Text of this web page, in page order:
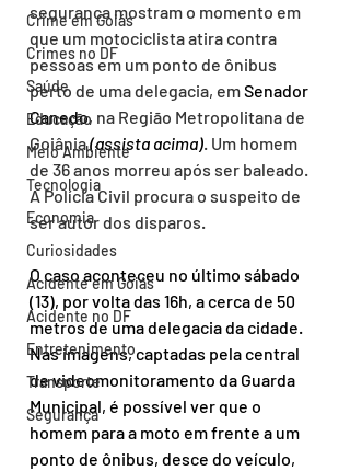
Crime em Goiás
Crimes no DF
Saúde
Educação
Meio Ambiente
Tecnologia
Economia
Curiosidades
Acidente em Goiás
Acidente no DF
Entretenimento
Transporte
Segurança
segurança mostram o momento em
que um motociclista atira contra
pessoas em um ponto de ônibus
perto de uma delegacia, em Senador
Canedo, na Região Metropolitana de
Goiânia (assista acima). Um homem
de 36 anos morreu após ser baleado.
A Polícia Civil procura o suspeito de
ser autor dos disparos.
O caso aconteceu no último sábado
(13), por volta das 16h, a cerca de 50
metros de uma delegacia da cidade.
Nas imagens, captadas pela central
de videomonitoramento da Guarda
Municipal, é possível ver que o
homem para a moto em frente a um
ponto de ônibus, desce do veículo,